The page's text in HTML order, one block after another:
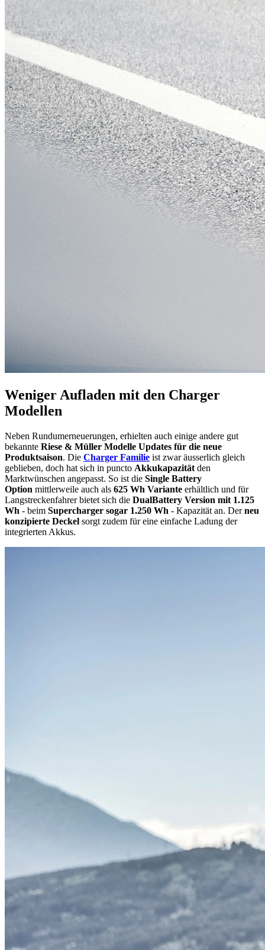
Weniger Aufladen mit den Charger
Modellen
Neben Rundumerneuerungen, erhielten auch einige andere gut
bekannte Riese & Müller Modelle Updates für die neue
Produktsaison. Die Charger Familie ist zwar äusserlich gleich
geblieben, doch hat sich in puncto Akkukapazität den
Marktwünschen angepasst. So ist die Single Battery
Option mittlerweile auch als 625 Wh Variante erhältlich und für
Langstreckenfahrer bietet sich die DualBattery Version mit 1.125
Wh - beim Supercharger sogar 1.250 Wh - Kapazität an. Derneu
konzipierte Deckel sorgt zudem für eine einfache Ladung der
integrierten Akkus.